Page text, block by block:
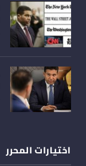
اختيارات المحرر